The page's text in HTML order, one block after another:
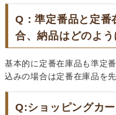
Q：準定番品と定番
合、納品はどのよ
基本的に定番在庫品も準定
込みの場合は定番在庫品を
Q:ショッピングカ